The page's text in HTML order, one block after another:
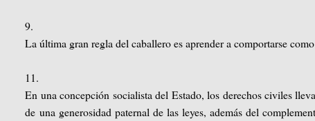
9.
La última gran regla del caballero es aprender a comportarse
11.
En una concepción socialista del Estado, los derechos civiles
de una generosidad paternal de las leyes, además del